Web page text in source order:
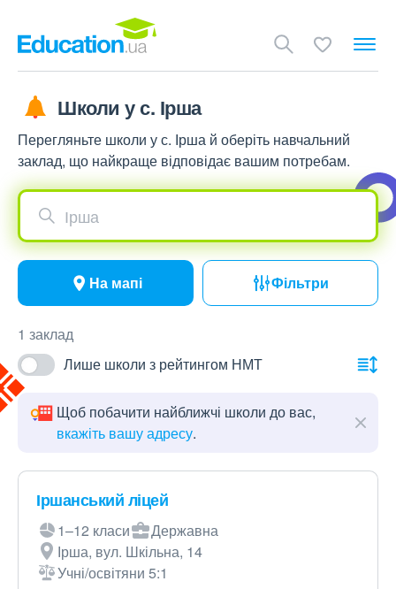
Школи у с. Ірша
Перегляньте школи у с. Ірша й оберіть навчальний
заклад, що найкраще відповідає вашим потребам.
Ірша
На мапі Фільтри
1 заклад
Лише школи з рейтингом НМТ
Щоб побачити найближчі школи до вас,
вкажіть вашу адресу.
Іршанський ліцей
1–12 класи
Державна
Ірша, вул. Шкільна, 14
Учні/освітяни 5:1